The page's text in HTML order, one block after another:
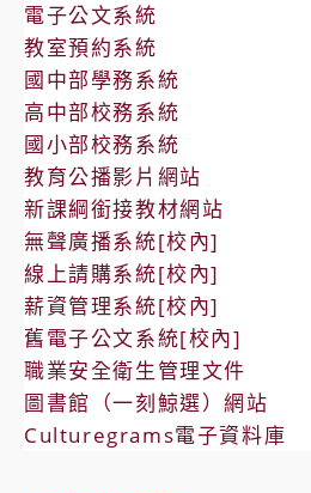
電子公文系統
教室預約系統
國中部學務系統
高中部校務系統
國小部校務系統
教育公播影片網站
新課綱銜接教材網站
無聲廣播系統[校內]
線上請購系統[校內]
薪資管理系統[校內]
舊電子公文系統[校內]
職業安全衛生管理文件
圖書館（一刻鯨選）網站
Culturegrams電子資料庫